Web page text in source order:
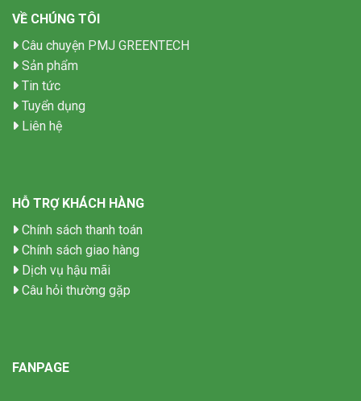
VỀ CHÚNG TÔI
Câu chuyện PMJ GREENTECH
Sản phẩm
Tin tức
Tuyển dụng
Liên hệ
HỖ TRỢ KHÁCH HÀNG
Chính sách thanh toán
Chính sách giao hàng
Dịch vụ hậu mãi
Câu hỏi thường gặp
FANPAGE